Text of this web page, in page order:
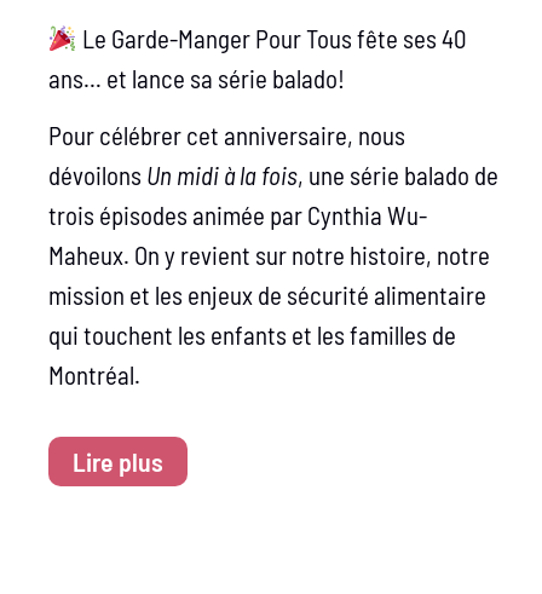
Le Garde-Manger Pour Tous fête ses 40
ans… et lance sa série balado!
Pour célébrer cet anniversaire, nous
dévoilons Un midi à la fois, une série balado de
trois épisodes animée par Cynthia Wu-
Maheux. On y revient sur notre histoire, notre
mission et les enjeux de sécurité alimentaire
qui touchent les enfants et les familles de
Montréal.
Lire plus